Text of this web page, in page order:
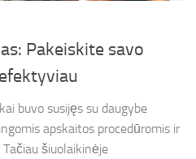
Pakeiskite savo
buvo susijęs su daugybe
apskaitos procedūromis ir
šiuolaikinėje